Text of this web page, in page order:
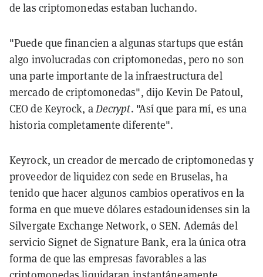
de las criptomonedas estaban luchando.
"Puede que financien a algunas startups que están
algo involucradas con criptomonedas, pero no son
una parte importante de la infraestructura del
mercado de criptomonedas", dijo Kevin De Patoul,
CEO de Keyrock, aDecrypt. "Así que para mí, es una
historia completamente diferente".
Keyrock, un creador de mercado de criptomonedas y
proveedor de liquidez con sede en Bruselas, ha
tenido que hacer algunos cambios operativos en la
forma en que mueve dólares estadounidenses sin la
Silvergate Exchange Network, o SEN. Además del
servicio Signet de Signature Bank, era la única otra
forma de que las empresas favorables a las